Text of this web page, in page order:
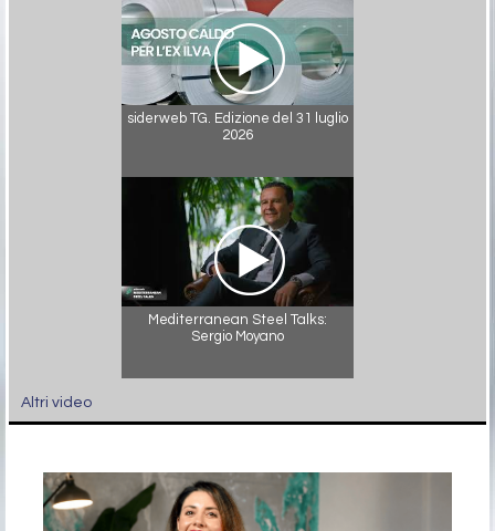
siderweb TG. Edizione del 31 luglio
2026
Mediterranean Steel Talks:
Sergio Moyano
Altri video